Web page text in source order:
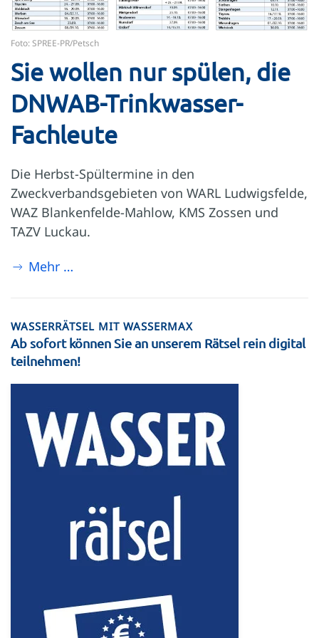
Foto: SPREE-PR/Petsch
Sie wollen nur spülen, die
DNWAB-Trinkwasser-
Fachleute
Die Herbst-Spültermine in den
Zweckverbandsgebieten von WARL Ludwigsfelde,
WAZ Blankenfelde-Mahlow, KMS Zossen und
TAZV Luckau.
Mehr …
WASSERRÄTSEL MIT WASSERMAX
Ab sofort können Sie an unserem Rätsel rein digital
teilnehmen!